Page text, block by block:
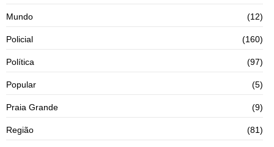
Mundo (12)
Policial (160)
Política (97)
Popular (5)
Praia Grande (9)
Região (81)